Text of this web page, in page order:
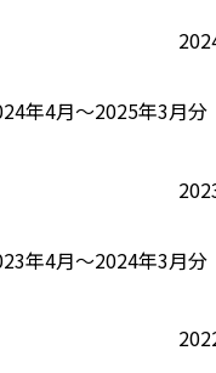
年4月～2025年3月分
年4月～2024年3月分